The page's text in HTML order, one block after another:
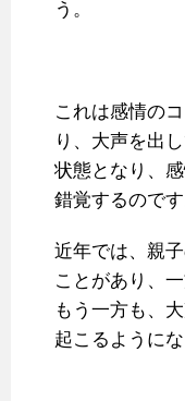
う。
これは感情の
り、大声を出
状態となり、
錯覚するのです
近年では、親
ことがあり、
もう一方も、
起こるようにな